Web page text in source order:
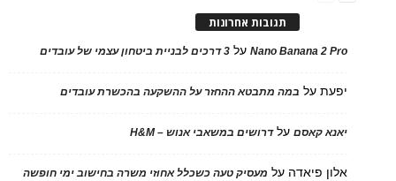
תגובות אחרונות
Nano Banana 2 Proעל 3 דרכים לבניית ביטחון עצמי של עובדים
יפעתעל במה מתבטא ההחזר על ההשקעה בהכשרת עובדים
יאנא קאסםעלדרושים במשאבי אנוש – H&M
אלון פיאדה על מעסיק טעה כשכלל אחוזי משרה בחישוב ימי חופשה